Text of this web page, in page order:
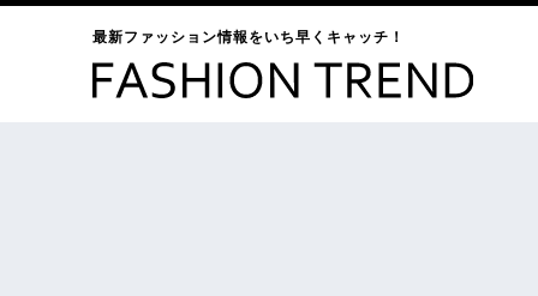
最新ファッション情報をいち早くキャッチ！